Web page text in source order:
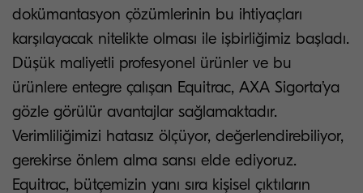
dokümantasyon çözümlerinin bu ihtiyaçları
karşılayacak nitelikte olması ile işbirliğimiz başladı.
Düşük maliyetli profesyonel ürünler ve bu
ürünlere entegre çalışan Equitrac, AXA Sigorta’ya
gözle görülür avantajlar sağlamaktadır.
Verimliliğimizi hatasız ölçüyor, değerlendirebiliyor,
gerekirse önlem alma sansı elde ediyoruz.
Equitrac, bütçemizin yanı sıra kişisel çıktıların